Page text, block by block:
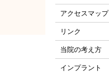
アクセスマップ
リンク
当院の考え方
インプラント